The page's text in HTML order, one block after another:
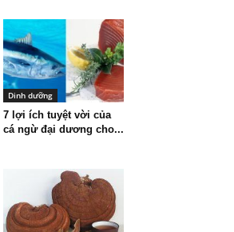
Dinh dưỡng
7 lợi ích tuyệt vời của
cá ngừ đại dương cho...